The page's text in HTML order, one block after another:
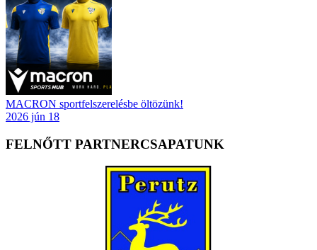
MACRON sportfelszerelésbe öltözünk!
2026 jún 18
FELNŐTT PARTNERCSAPATUNK